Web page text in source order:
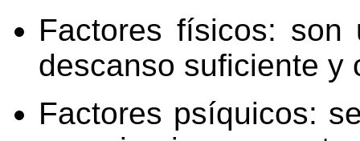
Factores físicos: son
descanso suficiente y
Factores psíquicos: